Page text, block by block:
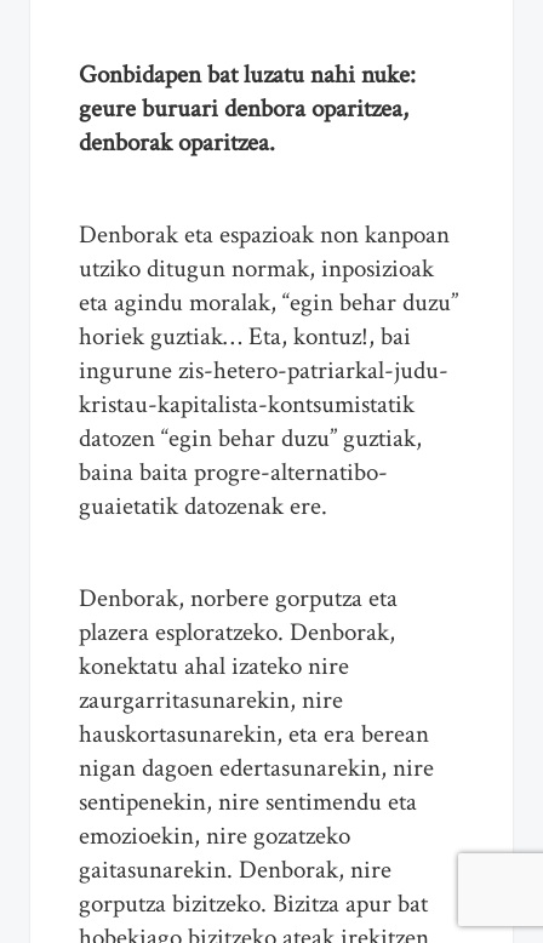
Gonbidapen bat luzatu nahi nuke:
geure buruari denbora oparitzea,
denborak oparitzea.
Denborak eta espazioak non kanpoan
utziko ditugun normak, inposizioak
eta agindu moralak, “egin behar duzu”
horiek guztiak… Eta, kontuz!, bai
ingurune zis-hetero-patriarkal-judu-
kristau-kapitalista-kontsumistatik
datozen “egin behar duzu” guztiak,
baina baita progre-alternatibo-
guaietatik datozenak ere.
Denborak, norbere gorputza eta
plazera esploratzeko. Denborak,
konektatu ahal izateko nire
zaurgarritasunarekin, nire
hauskortasunarekin, eta era berean
nigan dagoen edertasunarekin, nire
sentipenekin, nire sentimendu eta
emozioekin, nire gozatzeko
gaitasunarekin. Denborak, nire
gorputza bizitzeko. Bizitza apur bat